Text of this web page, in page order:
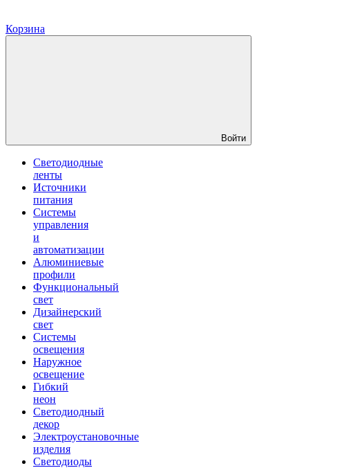
Корзина
Войти
Светодиодные
ленты
Источники
питания
Системы
управления
и
автоматизации
Алюминиевые
профили
Функциональный
свет
Дизайнерский
свет
Системы
освещения
Наружное
освещение
Гибкий
неон
Светодиодный
декор
Электроустановочные
изделия
Светодиоды